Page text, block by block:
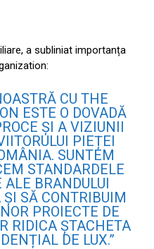
a subliniat importanța
CU THE
ESTE O DOVADĂ
ȘI A VIZIUNII
PIEȚEI
SUNTEM
STANDARDELE
BRANDULUI
SĂ CONTRIBUIM
PROIECTE DE
RIDICA ȘTACHETA
DE LUX.”